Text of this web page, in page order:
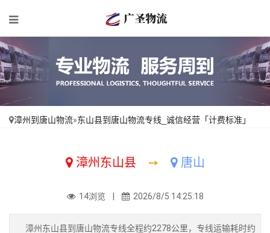
漳州到唐山物流»东山县到唐山物流专线_诚信经营「计费标准」
漳州东山县 ➙ 唐山
14浏览 | 2026/8/5 14:25:18
漳州东山县到唐山物流专线全程约2278公里，专线运输耗时约